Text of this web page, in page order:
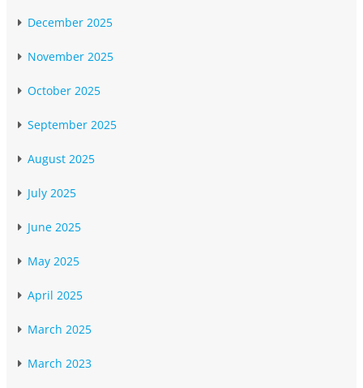
December 2025
November 2025
October 2025
September 2025
August 2025
July 2025
June 2025
May 2025
April 2025
March 2025
March 2023